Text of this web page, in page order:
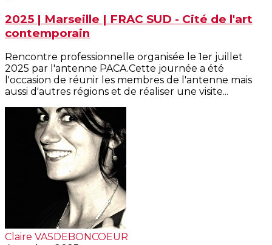
2025 | Marseille | FRAC SUD - Cité de l'art
contemporain
Rencontre professionnelle organisée le 1er juillet
2025 par l'antenne PACA.Cette journée a été
l'occasion de réunir les membres de l'antenne mais
aussi d'autres régions et de réaliser une visite...
Claire VASDEBONCOEUR